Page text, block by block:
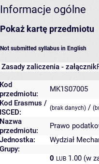
Informacje ogólne
Pokaż kartę przedmiotu
Not submitted syllabus in English
Zasady zaliczenia - załącznik
Kod
przedmiotu:
MK1S07005
Kod Erasmus /
ISCED:
(brak danych) /
Nazwa
przedmiotu:
Prawo
Jednostka:
Wydział
Grupy:
0 LUB 1.00 (w